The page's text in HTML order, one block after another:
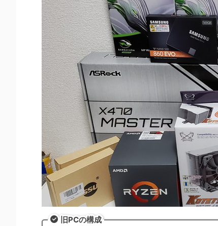
旧PCの構成